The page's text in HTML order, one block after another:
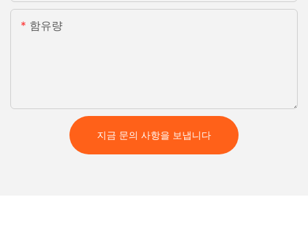
함유량
지금 문의 사항을 보냅니다